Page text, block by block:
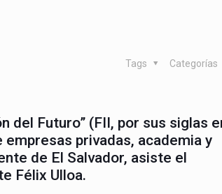
Categorías
Tags
del Futuro” (FII, por sus siglas
privadas, academia y
de El Salvador, asiste el
Félix Ulloa.